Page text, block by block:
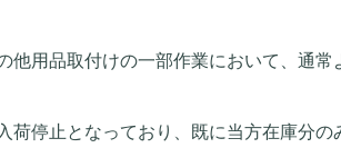
他用品取付けの一部作業において、通
荷停止となっており、既に当方在庫分